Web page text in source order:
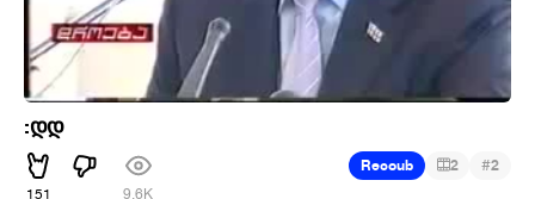
:დდ
151 9.6K
Recoub 2 #2